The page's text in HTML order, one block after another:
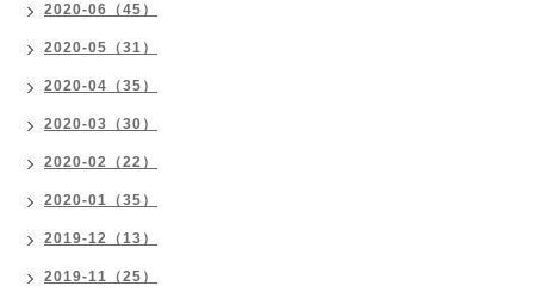
2020-06（45）
2020-05（31）
2020-04（35）
2020-03（30）
2020-02（22）
2020-01（35）
2019-12（13）
2019-11（25）